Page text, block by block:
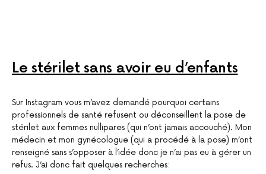
Le stérilet sans avoir eu d’enfants
Sur Instagram vous m’avez demandé pourquoi certains
professionnels de santé refusent ou déconseillent la pose de
stérilet aux femmes nullipares (qui n’ont jamais accouché). Mon
médecin et mon gynécologue (qui a procédé à la pose) m’ont
renseigné sans s’opposer à l’idée donc je n’ai pas eu à gérer un
refus. J’ai donc fait quelques recherches: